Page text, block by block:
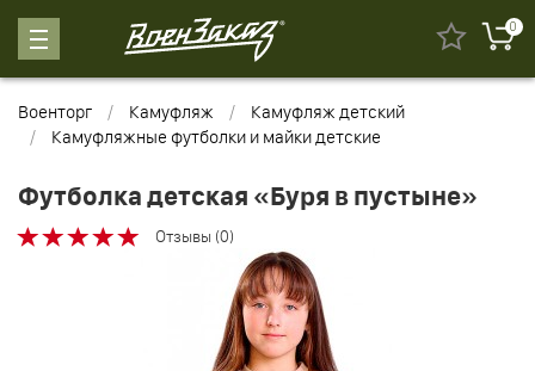
0
Военторг Камуфляж
Камуфляж детский
Камуфляжные футболки и майки детские
Футболка детская «Буря в пустыне»
Отзывы (0)